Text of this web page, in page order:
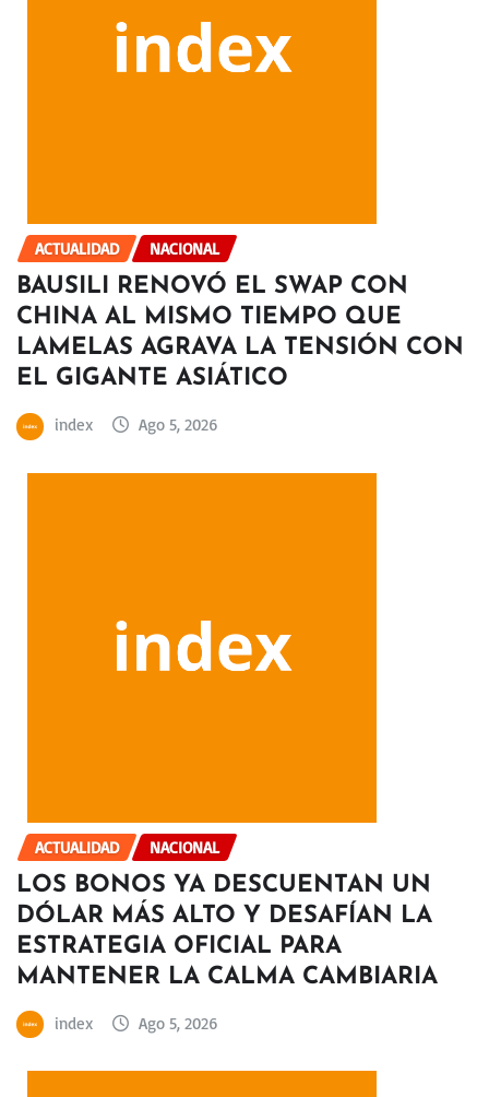
ACTUALIDAD NACIONAL
BAUSILI RENOVÓ EL SWAP CON
CHINA AL MISMO TIEMPO QUE
LAMELAS AGRAVA LA TENSIÓN CON
EL GIGANTE ASIÁTICO
index Ago 5, 2026
ACTUALIDAD NACIONAL
LOS BONOS YA DESCUENTAN UN
DÓLAR MÁS ALTO Y DESAFÍAN LA
ESTRATEGIA OFICIAL PARA
MANTENER LA CALMA CAMBIARIA
index Ago 5, 2026